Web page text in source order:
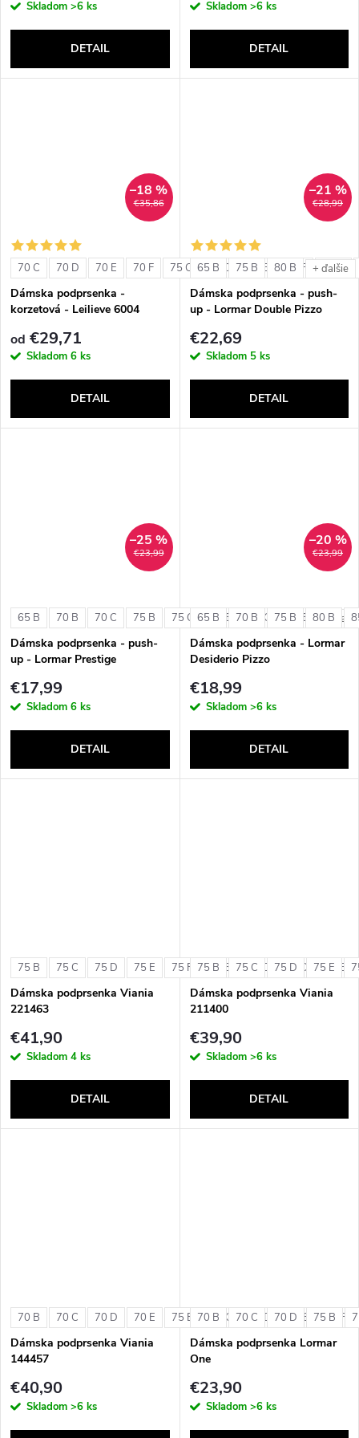
Skladom >6 ks
DETAIL
Skladom >6 ks
DETAIL
€35,86
–18 %
70 C 70 D 70 E 70 F 75 C 75 D 75 E 75 F 80 C
Dámska podprsenka -
korzetová - Leilieve 6004
od €29,71
Skladom 6 ks
DETAIL
€28,99
–21 %
65 B 75 B 80 B + ďalšie
Dámska podprsenka - push-
up - Lormar Double Pizzo
€22,69
Skladom 5 ks
DETAIL
€23,99
–25 %
65 B 70 B 70 C 75 B 75 C 80 B 80 C 85 B +
Dámska podprsenka - push-
up - Lormar Prestige
€17,99
Skladom 6 ks
DETAIL
€23,99
–20 %
65 B 70 B 75 B 80 B
Dámska podprsenka - Lormar
Desiderio Pizzo
€18,99
Skladom >6 ks
DETAIL
75 B 75 C 75 D 75 E 75 F 80 B 80 C 80 D 80 E
Dámska podprsenka Viania
221463
€41,90
Skladom 4 ks
DETAIL
75 B 75 C 75 D 75 E
Dámska podprsenka Viania
211400
€39,90
Skladom >6 ks
DETAIL
70 B 70 C 70 D 70 E 75 B 75 C 75 D 75 E 75 F
Dámska podprsenka Viania
144457
€40,90
Skladom >6 ks
70 B 70 C 70 D 75 B
Dámska podprsenka Lormar
One
€23,90
Skladom >6 ks